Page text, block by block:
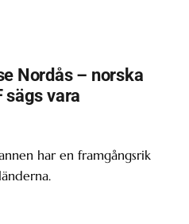
Nordås – norska
sägs vara
har en framgångsrik